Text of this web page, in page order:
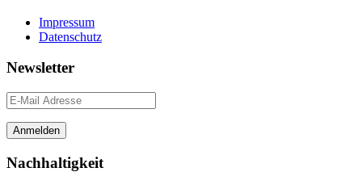
Impressum
Datenschutz
Newsletter
Nachhaltigkeit